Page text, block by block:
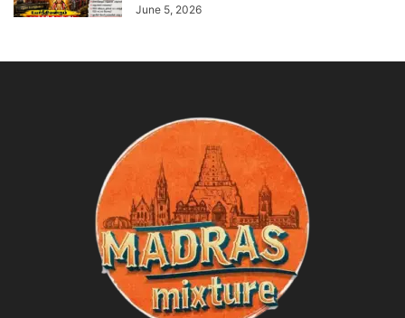
June 5, 2026